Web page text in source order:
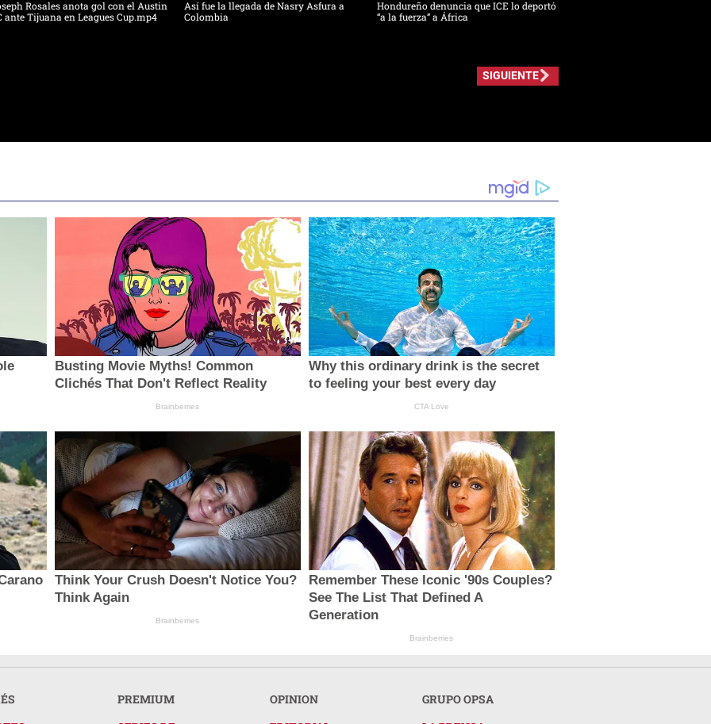
Rosales anota gol con el Austin
ante Tijuana en Leagues Cup.mp4
Así fue la llegada de Nasry Asfura a
Colombia
Hondureño denuncia que ICE lo deportó
“a la fuerza” a África
SIGUIENTE
Busting Movie Myths! Common
Clichés That Don't Reflect Reality
Brainberries
Why this ordinary drink is the secret
to feeling your best every day
CTA Love
Think Your Crush Doesn't Notice You?
Think Again
Brainberries
Remember These Iconic '90s Couples?
See The List That Defined A
Generation
Brainberries
PREMIUM
OPINION
GRUPO OPSA